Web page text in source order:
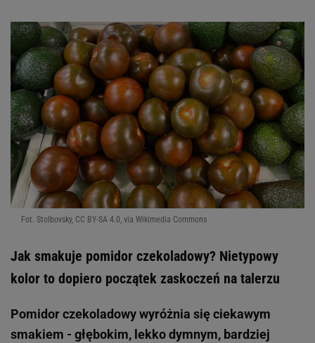
Fot. Stolbovsky, CC BY-SA 4.0, via Wikimedia Commons
Jak smakuje pomidor czekoladowy? Nietypowy
kolor to dopiero początek zaskoczeń na talerzu
Pomidor czekoladowy wyróżnia się ciekawym
smakiem - głębokim, lekko dymnym, bardziej